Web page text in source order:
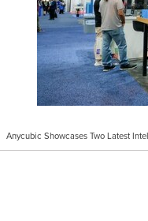
Anycubic Showcases Two Latest